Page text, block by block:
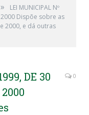
»
LEI MUNICIPAL Nº
2000 Dispõe sobre as
2000, e dá outras
DE 30
0